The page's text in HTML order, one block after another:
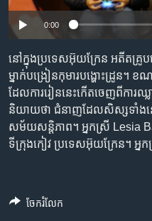
ទំព័រ​
រចនា
រំលង​
និង​
ចូល​
ទៅ​
កាន់​
ទំព័រ​
កម្មវិធីទាំងអស់
Khmer English
បណ្តាញ​សង្គម
0:00
នៅ​ក្នុង​ប្រទេស​អ៊ុយក្រែន អតីត​គ្រូប
ម្នាក់​បង្រៀន​កុមារ​បង្ហោះ​ដ្រូន។ ខ
ដែល​ការ​រៀន​នេះ​កើត​ចេញ​​ពី​ការឈ្
និយាយ​ថា ជំនាញ​ដែល​សិស្ស​ទាំង​ន
សម័យ​សន្តិភាព។ អ្នកស្រី Lesia
ទីក្រុង​កៀវ ប្រទេស​អ៊ុយក្រែន។ អ្ន
ចែករំលែក